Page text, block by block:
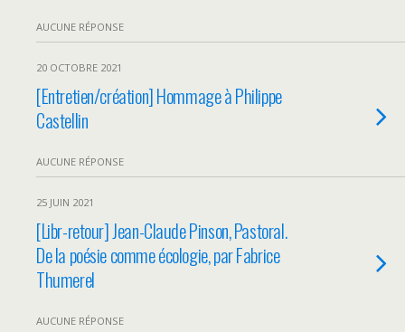
AUCUNE RÉPONSE
20 OCTOBRE 2021
[Entretien/création] Hommage à Philippe
Castellin
AUCUNE RÉPONSE
25 JUIN 2021
[Libr-retour] Jean-Claude Pinson, Pastoral.
De la poésie comme écologie, par Fabrice
Thumerel
AUCUNE RÉPONSE